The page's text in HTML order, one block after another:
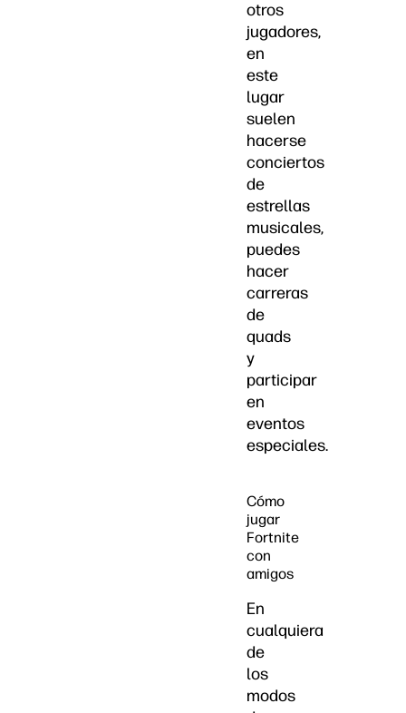
otros
jugadores,
en
este
lugar
suelen
hacerse
conciertos
de
estrellas
musicales,
puedes
hacer
carreras
de
quads
y
participar
en
eventos
especiales.
Cómo
jugar
Fortnite
con
amigos
En
cualquiera
de
los
modos